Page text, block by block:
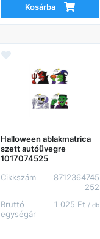
Kosárba
Halloween ablakmatrica
szett autóüvegre
1017074525
Cikkszám
8712364745
252
Bruttó
egységár
1 025 Ft/ db